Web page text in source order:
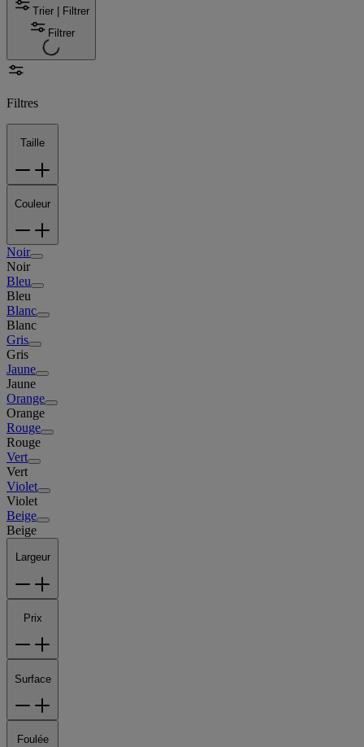
Trier | Filtrer
Filtrer
Filtres
Taille
Couleur
Noir
Noir
Bleu
Bleu
Blanc
Blanc
Gris
Gris
Jaune
Jaune
Orange
Orange
Rouge
Rouge
Vert
Vert
Violet
Violet
Beige
Beige
Largeur
Prix
Surface
Foulée